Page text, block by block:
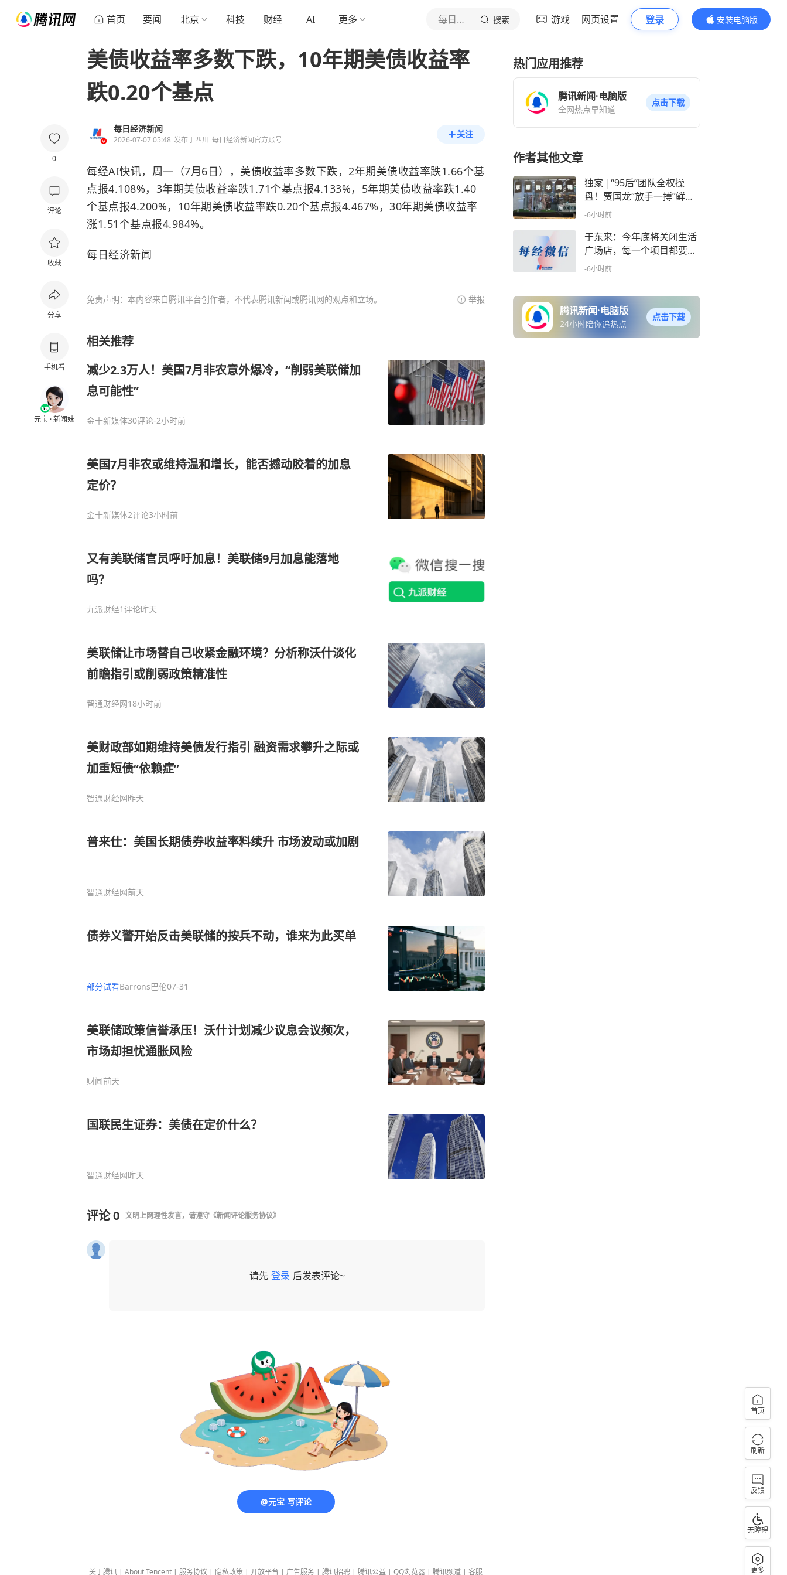
首页 要闻 北京 科技 财经 AI 更多 每日经济新闻 搜索 游戏 网页设置 登录
安装电脑版
内容更精彩
0
评论
收藏
分享
手机看
元宝 · 新闻妹
美债收益率多数下跌，10年期美债收益率
跌0.20个基点
每日经济新闻
2026-07-07 05:48 发布于四川 每日经济新闻官方账号
关注
每经AI快讯，周一（7月6日），美债收益率多数下跌，2年期美债收益率跌1.66个基
点报4.108%，3年期美债收益率跌1.71个基点报4.133%，5年期美债收益率跌1.40
个基点报4.200%，10年期美债收益率跌0.20个基点报4.467%，30年期美债收益率
涨1.51个基点报4.984%。
每日经济新闻
免责声明：本内容来自腾讯平台创作者，不代表腾讯新闻或腾讯网的观点和立场。 举报
相关推荐
减少2.3万人！美国7月非农意外爆冷，“削弱美联储加
息可能性”
金十新媒体30评论-2小时前
美国7月非农或维持温和增长，能否撼动胶着的加息
定价？
金十新媒体2评论3小时前
又有美联储官员呼吁加息！美联储9月加息能落地
吗？
九派财经1评论昨天
美联储让市场替自己收紧金融环境？分析称沃什淡化
前瞻指引或削弱政策精准性
智通财经网18小时前
美财政部如期维持美债发行指引 融资需求攀升之际或
加重短债“依赖症”
智通财经网昨天
普来仕：美国长期债券收益率料续升 市场波动或加剧
智通财经网前天
债券义警开始反击美联储的按兵不动，谁来为此买单
部分试看Barrons巴伦07-31
美联储政策信誉承压！沃什计划减少议息会议频次，
市场却担忧通胀风险
财闻前天
国联民生证券：美债在定价什么？
智通财经网昨天
评论0 文明上网理性发言，请遵守 《新闻评论服务协议》
请先 登录 后发表评论~
@元宝 写评论
关于腾讯 | About Tencent | 服务协议 | 隐私政策 | 开放平台 | 广告服务 | 腾讯招聘 | 腾讯公益 | QQ浏览器 | 腾讯频道 | 客服
热门应用推荐
腾讯新闻·电脑版
全网热点早知道
点击下载
作者其他文章
独家 |“95后”团队全权操
盘！贾国龙“放手一搏”鲜羊
赛道
-6小时前
于东来：今年底将关闭生活
广场店，每一个项目都要是
国际一流品质，达不到的都
-6小时前
腾讯新闻·电脑版
24小时陪你追热点
点击下载
首页
刷新
反馈
无障碍
更多